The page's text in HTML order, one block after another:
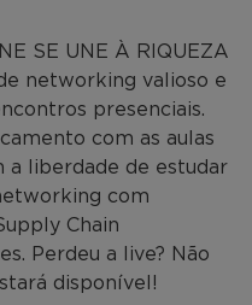
SE UNE À RIQUEZA
networking valioso e
presenciais.
com as aulas
a liberdade de estudar
com
Chain
Perdeu a live? Não
disponível!